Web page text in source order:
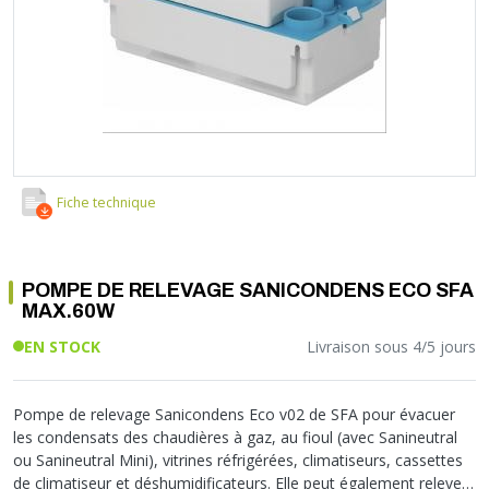
RACCORD PE (POLYÉTHYLÈNE)
RACCORD GALVA
TUYAU SOUPLE
COLLECTEUR NOURRICE
FLEXIBLE
ETANCHÉITÉ RACCORDEMENT
FIXATION ET SUPPORT
RÉDUCTEUR DE PRESSION
COMPTEUR ET ACCESSOIRE
FILTRATION
Soupape différentielle
Température
Vase d'expansion
Vanne de Température
TUBAGE CHEMINÉE CHAUDIÈRE POÊLE
EQUIPEMENT INDUSTRIEL
COMMUNICATION
COLLIER ET FIXATION
ECLAIRAGE
PILES ET ACCUMULATEURS
BLOC DE SÉCURITÉ
SYSTÈMES DE SÉCURITÉ
VMC ET VENTILATION
TRAPPE CHATIÈRE ET HUBLOT
PLOMBERIE PER
VOTRE SOLUTION CHAUFFAGE
Fiche technique
POMPE DE RELEVAGE SANICONDENS ECO SFA
MAX.60W
EN STOCK Livraison sous 4/5 jours
Pompe de relevage Sanicondens Eco v02 de SFA pour évacuer
les condensats des chaudières à gaz, au fioul (avec Sanineutral
ou Sanineutral Mini), vitrines réfrigérées, climatiseurs, cassettes
de climatiseur et déshumidificateurs. Elle peut également relever